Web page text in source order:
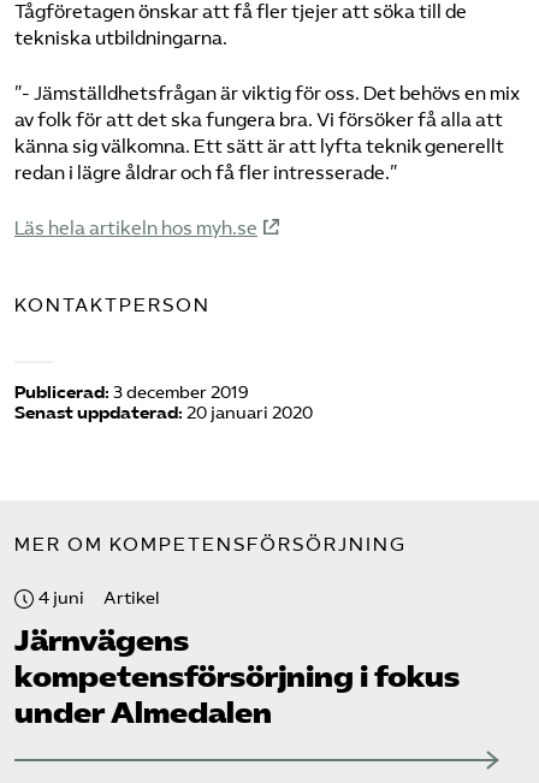
Tågföretagen önskar att få fler tjejer att söka till de
tekniska utbildningarna.
”- Jämställdhetsfrågan är viktig för oss. Det behövs en mix
av folk för att det ska fungera bra. Vi försöker få alla att
känna sig välkomna. Ett sätt är att lyfta teknik generellt
redan i lägre åldrar och få fler intresserade.”
Läs hela artikeln hos myh.se
KONTAKTPERSON
Publicerad: 3 december 2019
Senast uppdaterad: 20 januari 2020
MER OM KOMPETENSFÖRSÖRJNING
4 juni Artikel
Järnvägens
kompetensförsörjning i fokus
under Almedalen